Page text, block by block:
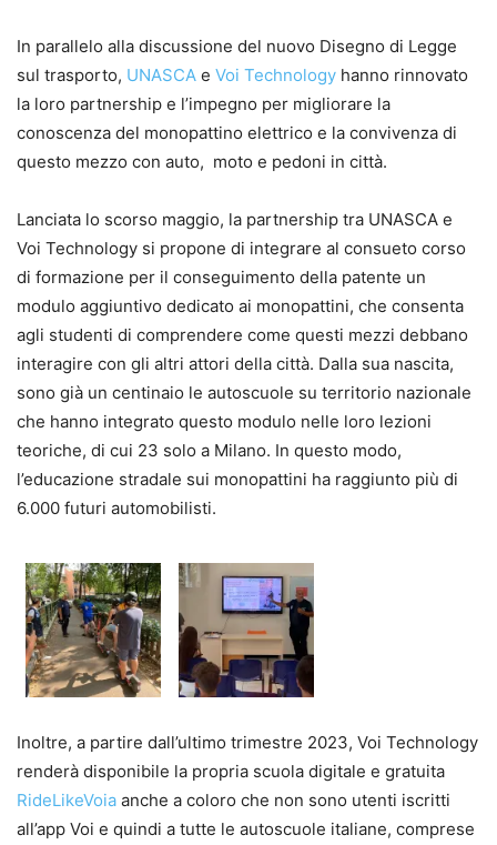
In parallelo alla discussione del nuovo Disegno di Legge
sul trasporto, UNASCA e Voi Technology hanno rinnovato
la loro partnership e l’impegno per migliorare la
conoscenza del monopattino elettrico e la convivenza di
questo mezzo con auto, moto e pedoni in città.
Lanciata lo scorso maggio, la partnership tra UNASCA e
Voi Technology si propone di integrare al consueto corso
di formazione per il conseguimento della patente un
modulo aggiuntivo dedicato ai monopattini, che consenta
agli studenti di comprendere come questi mezzi debbano
interagire con gli altri attori della città. Dalla sua nascita,
sono già un centinaio le autoscuole su territorio nazionale
che hanno integrato questo modulo nelle loro lezioni
teoriche, di cui 23 solo a Milano. In questo modo,
l’educazione stradale sui monopattini ha raggiunto più di
6.000 futuri automobilisti.
Inoltre, a partire dall’ultimo trimestre 2023, Voi Technology
renderà disponibile la propria scuola digitale e gratuita
RideLikeVoia anche a coloro che non sono utenti iscritti
all’app Voi e quindi a tutte le autoscuole italiane, comprese